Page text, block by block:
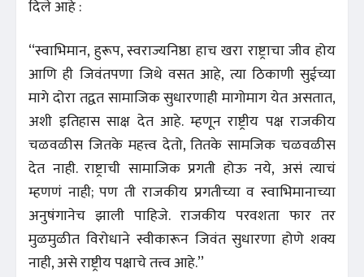
दिले आहे :
‘‘स्वाभिमान, हुरूप, स्वराज्यनिष्ठा हाच खरा राष्ट्राचा जीव होय
आणि ही जिवंतपणा जिथे वसत आहे, त्या ठिकाणी सुईच्या
मागे दोरा तद्वत सामाजिक सुधारणाही मागोमाग येत असतात,
अशी इतिहास साक्ष देत आहे. म्हणून राष्ट्रीय पक्ष राजकीय
चळवळीस जितके महत्त्व देतो, तितके सामजिक चळवळीस
देत नाही. राष्ट्राची सामाजिक प्रगती होऊ नये, असं त्याचं
म्हणणं नाही; पण ती राजकीय प्रगतीच्या व स्वाभिमानाच्या
अनुषंगानेच झाली पाहिजे. राजकीय परवशता फार तर
मुळमुळीत विरोधाने स्वीकारून जिवंत सुधारणा होणे शक्य
नाही, असे राष्ट्रीय पक्षाचे तत्त्व आहे.’’